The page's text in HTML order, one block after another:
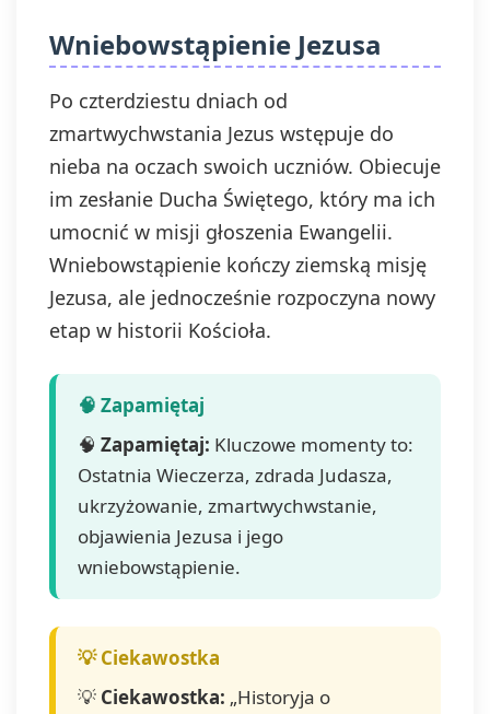
Wniebowstąpienie Jezusa
Po czterdziestu dniach od
zmartwychwstania Jezus wstępuje do
nieba na oczach swoich uczniów. Obiecuje
im zesłanie Ducha Świętego, który ma ich
umocnić w misji głoszenia Ewangelii.
Wniebowstąpienie kończy ziemską misję
Jezusa, ale jednocześnie rozpoczyna nowy
etap w historii Kościoła.
🧠 Zapamiętaj: Kluczowe momenty to:
Ostatnia Wieczerza, zdrada Judasza,
ukrzyżowanie, zmartwychwstanie,
objawienia Jezusa i jego
wniebowstąpienie.
💡 Ciekawostka: „Historyja o